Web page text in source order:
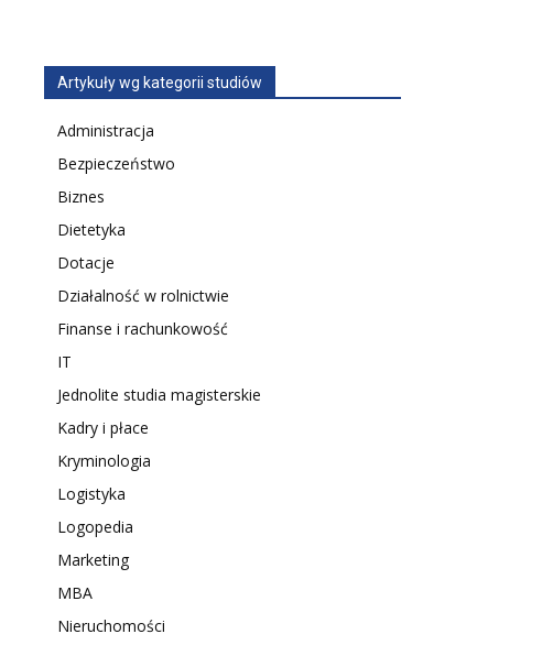
Artykuły wg kategorii studiów
Administracja
Bezpieczeństwo
Biznes
Dietetyka
Dotacje
Działalność w rolnictwie
Finanse i rachunkowość
IT
Jednolite studia magisterskie
Kadry i płace
Kryminologia
Logistyka
Logopedia
Marketing
MBA
Nieruchomości